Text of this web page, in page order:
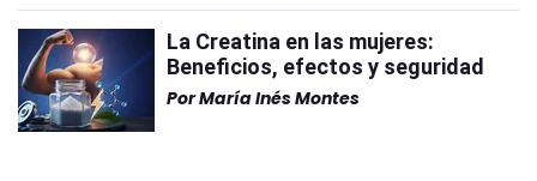
La Creatina en las mujeres:
Beneficios, efectos y seguridad
PorMaría Inés Montes